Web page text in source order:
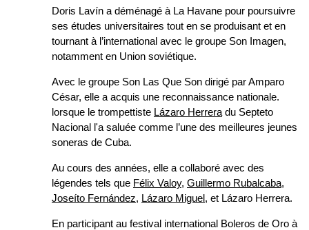
Doris Lavín a déménagé à La Havane pour poursuivre
ses études universitaires tout en se produisant et en
tournant à l’international avec le groupe Son Imagen,
notamment en Union soviétique.
Avec le groupe Son Las Que Son dirigé par Amparo
César, elle a acquis une reconnaissance nationale.
lorsque le trompettiste Lázaro Herrera du Septeto
Nacional l'a saluée comme l’une des meilleures jeunes
soneras de Cuba.
Au cours des années, elle a collaboré avec des
légendes tels que Félix Valoy, Guillermo Rubalcaba,
Joseíto Fernández, Lázaro Miguel, et Lázaro Herrera.
En participant au festival international Boleros de Oro à